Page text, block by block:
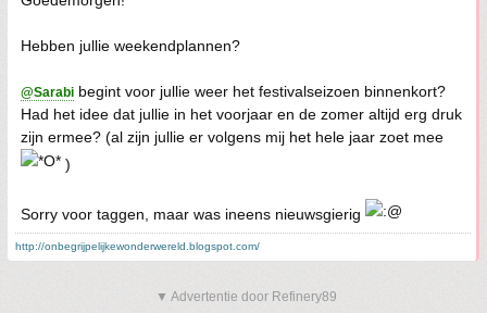
Hebben jullie weekendplannen?
@Sarabi begint voor jullie weer het festivalseizoen binnenkort?
Had het idee dat jullie in het voorjaar en de zomer altijd erg druk
zijn ermee? (al zijn jullie er volgens mij het hele jaar zoet mee
)
Sorry voor taggen, maar was ineens nieuwsgierig
http://onbegrijpelijkewonderwereld.blogspot.com/
▼ Advertentie door Refinery89